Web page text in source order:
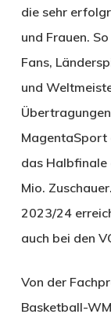
die sehr
und Frauen.
Fans,
und
MagentaSport
das Halbfinale
Mio.
2023/24
auch bei den
Von der
Basketball-